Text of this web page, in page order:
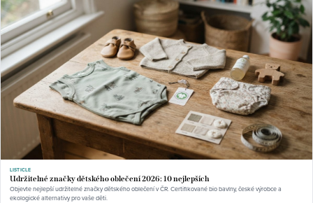
LISTICLE
Udržitelné značky dětského oblečení 2026: 10 nejlepších
Objevte nejlepší udržitelné značky dětského oblečení v ČR. Certifikované bio bavlny, české výrobce a
ekologické alternativy pro vaše děti.